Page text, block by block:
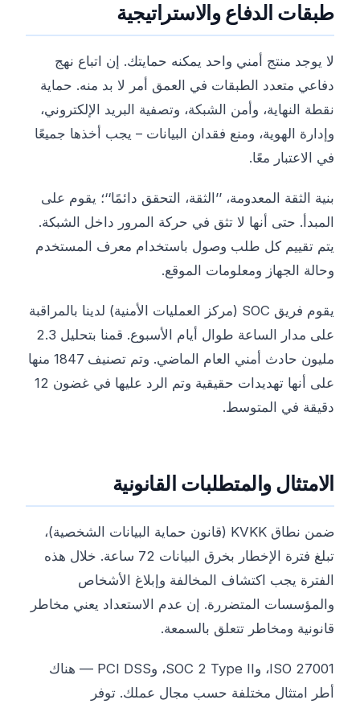
طبقات الدفاع والاستراتيجية
لا يوجد منتج أمني واحد يمكنه حمايتك. إن اتباع نهج
دفاعي متعدد الطبقات في العمق أمر لا بد منه. حماية
نقطة النهاية، وأمن الشبكة، وتصفية البريد الإلكتروني،
وإدارة الهوية، ومنع فقدان البيانات – يجب أخذها جميعًا
في الاعتبار معًا.
بنية الثقة المعدومة، ’’الثقة، التحقق دائمًا‘‘؛ يقوم على
المبدأ. حتى أنها لا تثق في حركة المرور داخل الشبكة.
يتم تقييم كل طلب وصول باستخدام معرف المستخدم
وحالة الجهاز ومعلومات الموقع.
يقوم فريق SOC (مركز العمليات الأمنية) لدينا بالمراقبة
على مدار الساعة طوال أيام الأسبوع. قمنا بتحليل 2.3
مليون حادث أمني العام الماضي. وتم تصنيف 1847 منها
على أنها تهديدات حقيقية وتم الرد عليها في غضون 12
دقيقة في المتوسط.
الامتثال والمتطلبات القانونية
ضمن نطاق KVKK (قانون حماية البيانات الشخصية)،
تبلغ فترة الإخطار بخرق البيانات 72 ساعة. خلال هذه
الفترة يجب اكتشاف المخالفة وإبلاغ الأشخاص
والمؤسسات المتضررة. إن عدم الاستعداد يعني مخاطر
قانونية ومخاطر تتعلق بالسمعة.
ISO 27001، وSOC 2 Type II، وPCI DSS — هناك
أطر امتثال مختلفة حسب مجال عملك. توفر